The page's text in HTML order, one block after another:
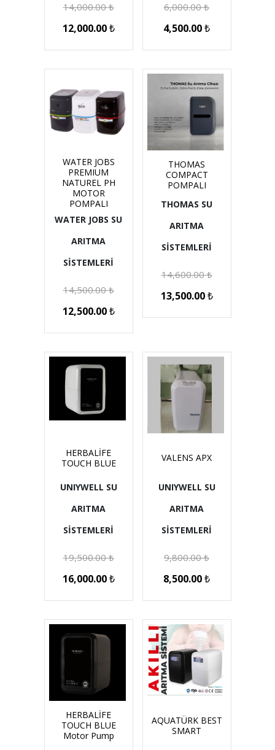
14,000.00₺
12,000.00₺
6,000.00₺
4,500.00₺
WATER JOBS
PREMIUM
NATUREL PH
MOTOR
POMPALI
WATER JOBS SU
ARITMA
SİSTEMLERİ
14,500.00₺
12,500.00₺
THOMAS
COMPACT
POMPALI
THOMAS SU
ARITMA
SİSTEMLERİ
14,600.00₺
13,500.00₺
HERBALİFE
TOUCH BLUE
UNIYWELL SU
ARITMA
SİSTEMLERİ
19,500.00₺
16,000.00₺
VALENS APX
UNIYWELL SU
ARITMA
SİSTEMLERİ
9,800.00₺
8,500.00₺
HERBALİFE
TOUCH BLUE
Motor Pump
AQUATÜRK BEST
SMART